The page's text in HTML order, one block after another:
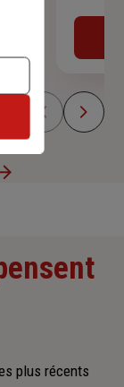
plus récents